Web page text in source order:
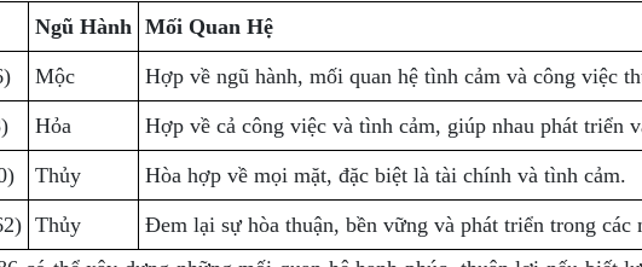
Ngũ Hành Mối Quan Hệ
Mộc Hợp về ngũ hành, mối quan hệ tình cảm và công việc
Hỏa Hợp về cả công việc và tình cảm, giúp nhau phát triển
Thủy Hòa hợp về mọi mặt, đặc biệt là tài chính và tình cảm.
Thủy
Đem lại sự hòa thuận, bền vững và phát triển trong các